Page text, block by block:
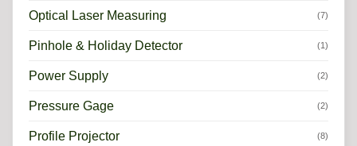
Optical Laser Measuring (7)
Pinhole & Holiday Detector (1)
Power Supply (2)
Pressure Gage (2)
Profile Projector (8)